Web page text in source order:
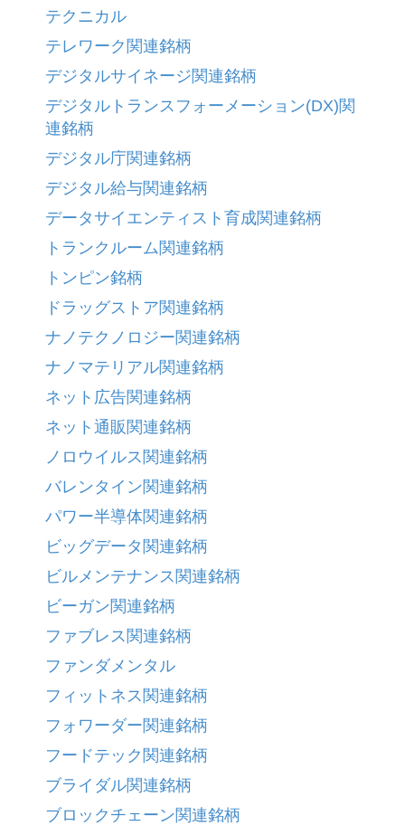
テクニカル
テレワーク関連銘柄
デジタルサイネージ関連銘柄
デジタルトランスフォーメーション(DX)関
連銘柄
デジタル庁関連銘柄
デジタル給与関連銘柄
データサイエンティスト育成関連銘柄
トランクルーム関連銘柄
トンピン銘柄
ドラッグストア関連銘柄
ナノテクノロジー関連銘柄
ナノマテリアル関連銘柄
ネット広告関連銘柄
ネット通販関連銘柄
ノロウイルス関連銘柄
バレンタイン関連銘柄
パワー半導体関連銘柄
ビッグデータ関連銘柄
ビルメンテナンス関連銘柄
ビーガン関連銘柄
ファブレス関連銘柄
ファンダメンタル
フィットネス関連銘柄
フォワーダー関連銘柄
フードテック関連銘柄
ブライダル関連銘柄
ブロックチェーン関連銘柄